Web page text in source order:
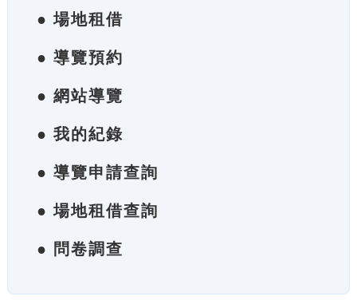
● 場地租借
● 導覽預約
● 網站導覽
● 我的紀錄
● 導覽申請查詢
● 場地租借查詢
● 問卷調查